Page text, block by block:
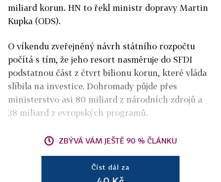
miliard korun. HN to řekl ministr dopravy Martin
Kupka (ODS).
O víkendu zveřejněný návrh státního rozpočtu
počítá s tím, že jeho resort nasměruje do SFDI
podstatnou část z čtvrt bilionu korun, které vláda
slíbila na investice. Dohromady půjde přes
ministerstvo asi 80 miliard z národních zdrojů a
38 miliard z evropských programů.
ZBÝVÁ VÁM JEŠTĚ 90 % ČLÁNKU
Číst dál za